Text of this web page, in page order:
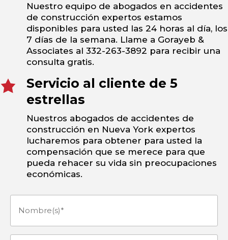
Nuestro equipo de abogados en accidentes
de construcción expertos estamos
disponibles para usted las 24 horas al día, los
7 días de la semana. Llame a Gorayeb &
Associates al 332-263-3892 para recibir una
consulta gratis.
Servicio al cliente de 5
estrellas
Nuestros abogados de accidentes de
construcción en Nueva York expertos
lucharemos para obtener para usted la
compensación que se merece para que
pueda rehacer su vida sin preocupaciones
económicas.
Nombre(s)